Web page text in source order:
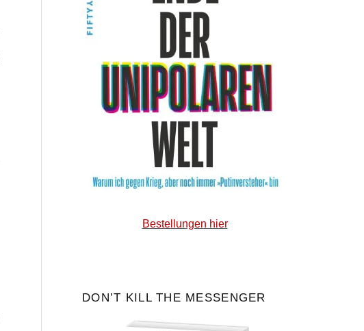
Bestellungen hier
DON’T KILL THE MESSENGER